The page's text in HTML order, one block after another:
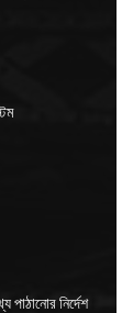
পাঠানোর নির্দেশ